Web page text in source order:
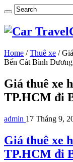
Home / Thuê xe /
Bến Cát Bình Dương
Giá thuê xe
TP.HCM đi
admin 17 Tháng 9,
Giá thuê xe
TP.HCM đi